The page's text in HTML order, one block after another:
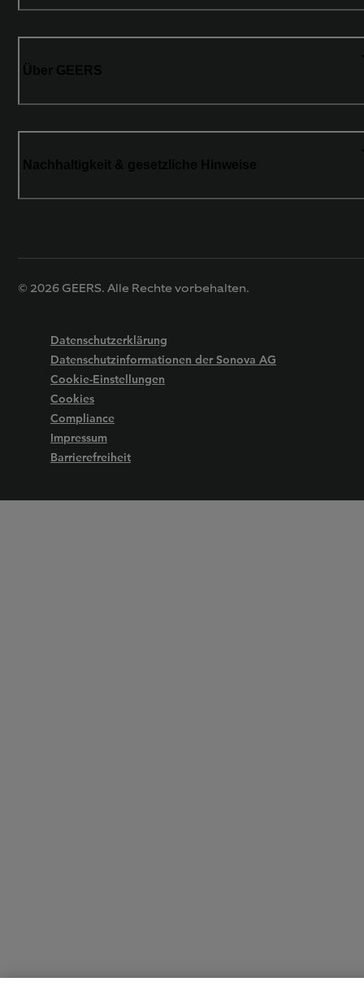
© 2026 GEERS. Alle Rechte vorbehalten.
Datenschutzerklärung
Datenschutzinformationen der Sonova AG
Cookie-Einstellungen
Cookies
Compliance
Impressum
Barrierefreiheit